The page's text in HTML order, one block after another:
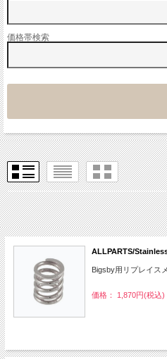
価格帯検索
ALLPARTS/
Bigsby用リプレイス
価格： 1,870円(税込)